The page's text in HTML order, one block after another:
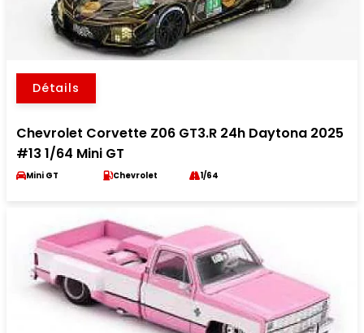
Détails
Chevrolet Corvette Z06 GT3.R 24h Daytona 2025
#13 1/64 Mini GT
Mini GT Chevrolet 1/64